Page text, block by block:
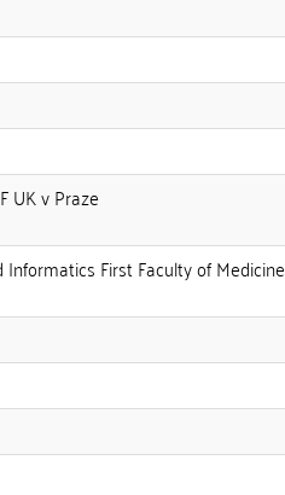
UK v Praze
First Faculty of Medicine